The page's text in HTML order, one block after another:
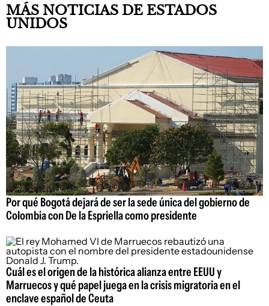
MÁS NOTICIAS DE ESTADOS
UNIDOS
Por qué Bogotá dejará de ser la sede única del gobierno de
Colombia con De la Espriella como presidente
Cuál es el origen de la histórica alianza entre EEUU y
Marruecos y qué papel juega en la crisis migratoria en el
enclave español de Ceuta